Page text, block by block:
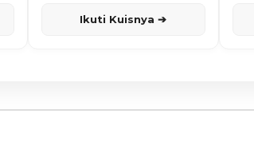
Ikuti Kuisnya ➔